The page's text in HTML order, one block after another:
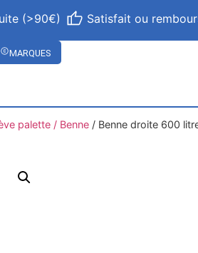
(>90€) Satisfait ou
MARQUES
palette / Benne/ Benne droite 600